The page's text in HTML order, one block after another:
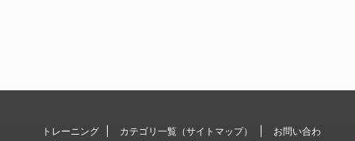
トレーニング カテゴリ一覧（サイトマップ）
お問い合わ